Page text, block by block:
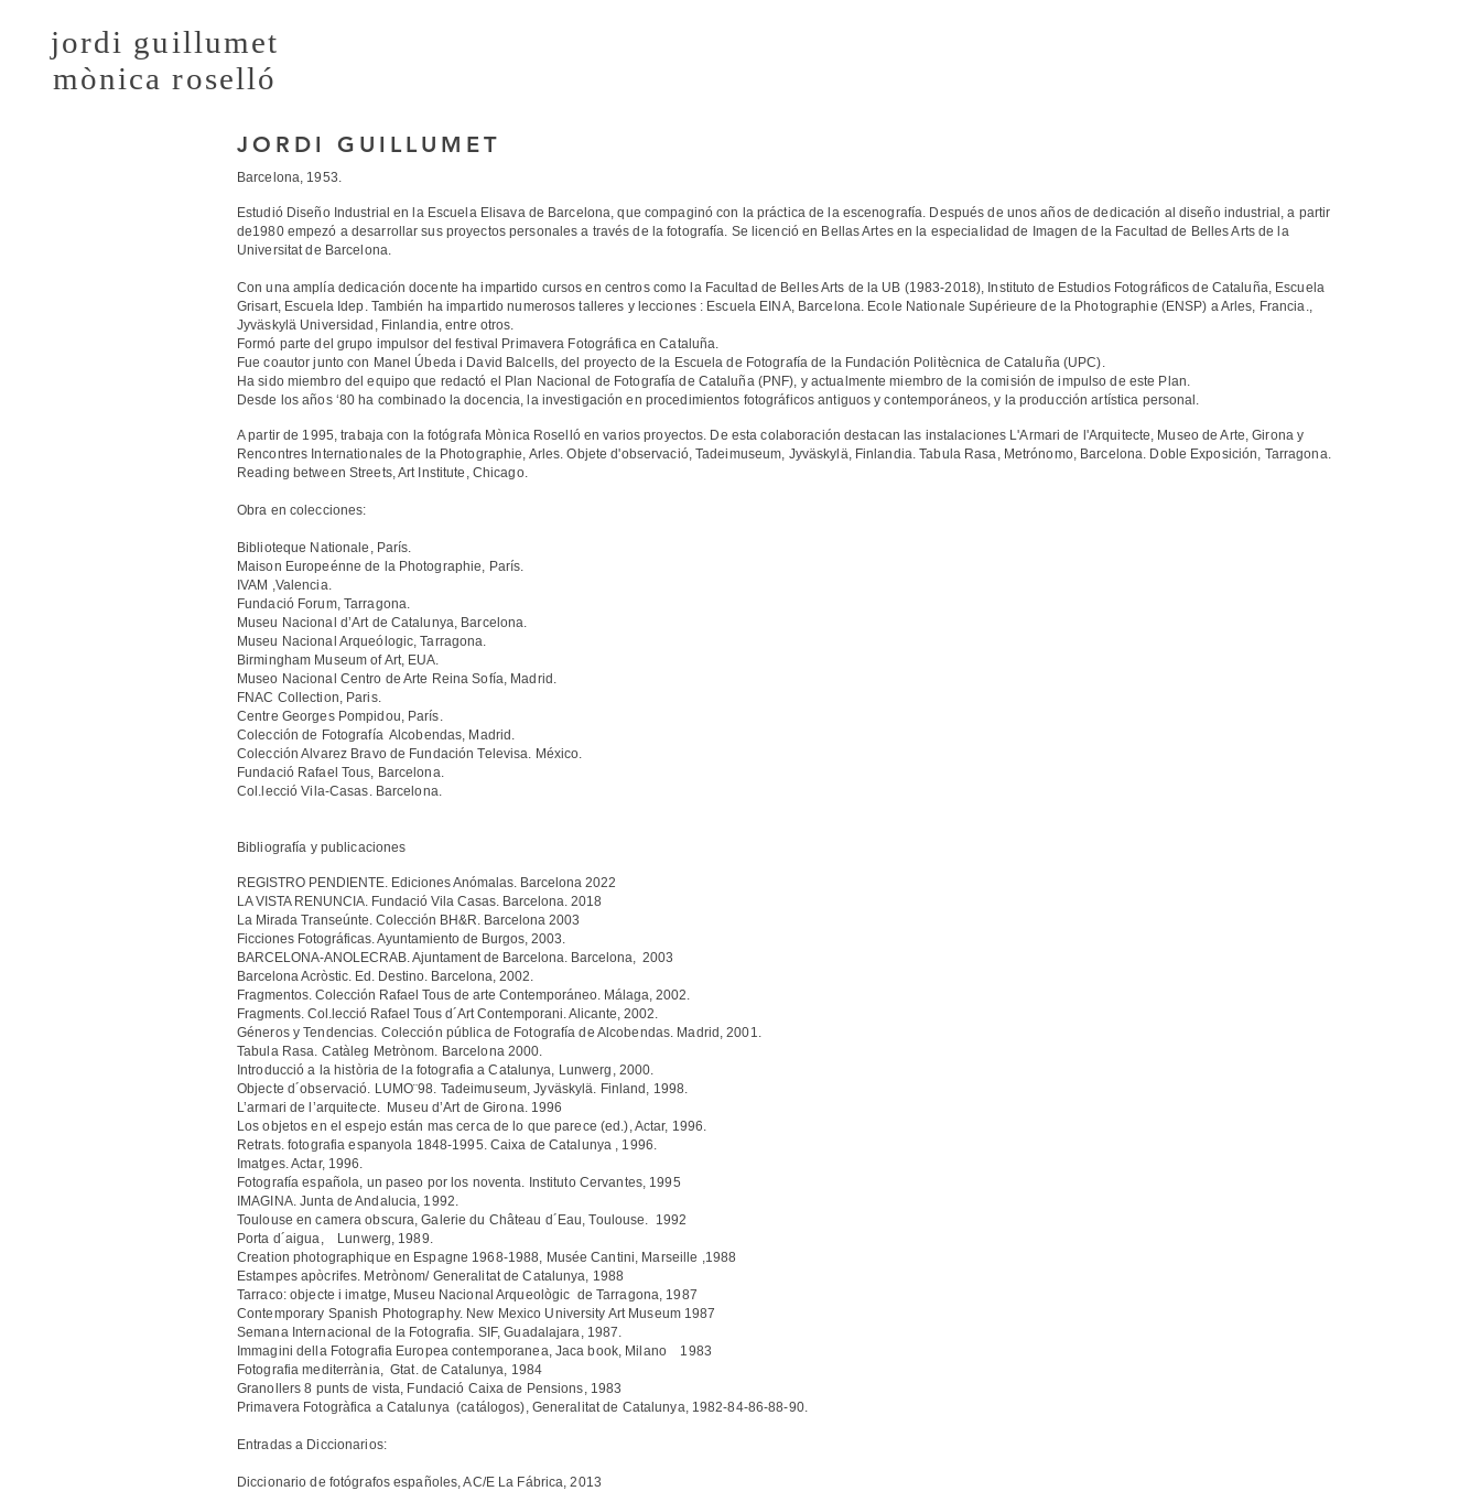
jordi guillumet
mònica roselló
JORDI GUILLUMET
Barcelona, 1953.
Estudió Diseño Industrial en la Escuela Elisava de Barcelona, que compaginó con la práctica de la escenografía. Después de unos años de dedicación al diseño industrial, a partir
de1980 empezó a desarrollar sus proyectos personales a través de la fotografía. Se licenció en Bellas Artes en la especialidad de Imagen de la Facultad de Belles Arts de la
Universitat de Barcelona.
Con una amplía dedicación docente ha impartido cursos en centros como la Facultad de Belles Arts de la UB (1983-2018), Instituto de Estudios Fotográficos de Cataluña, Escuela
Grisart, Escuela Idep. También ha impartido numerosos talleres y lecciones : Escuela EINA, Barcelona. Ecole Nationale Supérieure de la Photographie (ENSP) a Arles, Francia.,
Jyväskylä Universidad, Finlandia, entre otros.
Formó parte del grupo impulsor del festival Primavera Fotográfica en Cataluña.
Fue coautor junto con Manel Úbeda i David Balcells, del proyecto de la Escuela de Fotografía de la Fundación Politècnica de Cataluña (UPC).
Ha sido miembro del equipo que redactó el Plan Nacional de Fotografía de Cataluña (PNF), y actualmente miembro de la comisión de impulso de este Plan.
Desde los años ‘80 ha combinado la docencia, la investigación en procedimientos fotográficos antiguos y contemporáneos, y la producción artística personal.
A partir de 1995, trabaja con la fotógrafa Mònica Roselló en varios proyectos. De esta colaboración destacan las instalaciones L'Armari de l'Arquitecte, Museo de Arte, Girona y
Rencontres Internationales de la Photographie, Arles. Objete d'observació, Tadeimuseum, Jyväskylä, Finlandia. Tabula Rasa, Metrónomo, Barcelona. Doble Exposición, Tarragona.
Reading between Streets, Art Institute, Chicago.
Obra en colecciones:
Biblioteque Nationale, París.
Maison Europeénne de la Photographie, París.
IVAM ,Valencia.
Fundació Forum, Tarragona.
Museu Nacional d’Art de Catalunya, Barcelona.
Museu Nacional Arqueólogic, Tarragona.
Birmingham Museum of Art, EUA.
Museo Nacional Centro de Arte Reina Sofía, Madrid.
FNAC Collection, Paris.
Centre Georges Pompidou, París.
Colección de Fotografía Alcobendas, Madrid.
Colección Alvarez Bravo de Fundación Televisa. México.
Fundació Rafael Tous, Barcelona.
Col.lecció Vila-Casas. Barcelona.
Bibliografía y publicaciones
REGISTRO PENDIENTE. Ediciones Anómalas. Barcelona 2022
LA VISTA RENUNCIA. Fundació Vila Casas. Barcelona. 2018
La Mirada Transeúnte. Colección BH&R. Barcelona 2003
Ficciones Fotográficas. Ayuntamiento de Burgos, 2003.
BARCELONA-ANOLECRAB. Ajuntament de Barcelona. Barcelona, 2003
Barcelona Acròstic. Ed. Destino. Barcelona, 2002.
Fragmentos. Colección Rafael Tous de arte Contemporáneo. Málaga, 2002.
Fragments. Col.lecció Rafael Tous d´Art Contemporani. Alicante, 2002.
Géneros y Tendencias. Colección pública de Fotografía de Alcobendas. Madrid, 2001.
Tabula Rasa. Catàleg Metrònom. Barcelona 2000.
Introducció a la història de la fotografia a Catalunya, Lunwerg, 2000.
Objecte d´observació. LUMO¨98. Tadeimuseum, Jyväskylä. Finland, 1998.
L’armari de l’arquitecte. Museu d’Art de Girona. 1996
Los objetos en el espejo están mas cerca de lo que parece (ed.), Actar, 1996.
Retrats. fotografia espanyola 1848-1995. Caixa de Catalunya , 1996.
Imatges. Actar, 1996.
Fotografía española, un paseo por los noventa. Instituto Cervantes, 1995
IMAGINA. Junta de Andalucia, 1992.
Toulouse en camera obscura, Galerie du Château d´Eau, Toulouse. 1992
Porta d´aigua, Lunwerg, 1989.
Creation photographique en Espagne 1968-1988, Musée Cantini, Marseille ,1988
Estampes apòcrifes. Metrònom/ Generalitat de Catalunya, 1988
Tarraco: objecte i imatge, Museu Nacional Arqueològic de Tarragona, 1987
Contemporary Spanish Photography. New Mexico University Art Museum 1987
Semana Internacional de la Fotografia. SIF, Guadalajara, 1987.
Immagini della Fotografia Europea contemporanea, Jaca book, Milano 1983
Fotografia mediterrània, Gtat. de Catalunya, 1984
Granollers 8 punts de vista, Fundació Caixa de Pensions, 1983
Primavera Fotogràfica a Catalunya (catálogos), Generalitat de Catalunya, 1982-84-86-88-90.
Entradas a Diccionarios:
Diccionario de fotógrafos españoles, AC/E La Fábrica, 2013